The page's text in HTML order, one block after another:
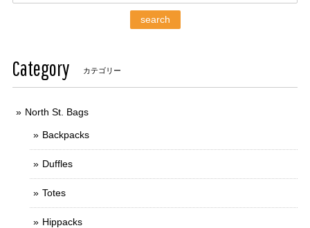
search
Category カテゴリー
North St. Bags
Backpacks
Duffles
Totes
Hippacks